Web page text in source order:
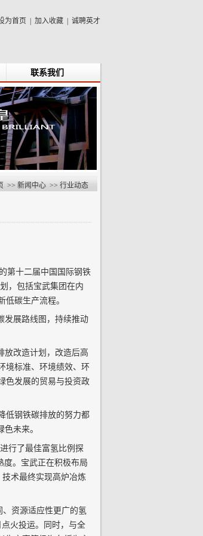
为首页 加入收藏 诚聘英才
联系我们
>> 新闻中心 >> 行业动态
第十二届中国国际钢铁
，包括宝武集团在内
碳生产流程。
发展路线图，持续推动
放改造计划，改造后高
境标准、环境绩效、环
色发展的贸易与投资政
低钢铁碳排放的努力都
未来。
行了最佳富氢比例探
度。宝武正在积极布局
术最终实现高炉冶炼
、资源适应性更广的氢
火投运。同时，与全